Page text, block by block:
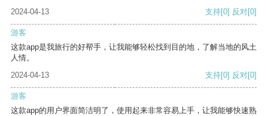
2024-04-13
支持[0] 反对[0]
游客
这款app是我旅行的好帮手，让我能够轻松找到目的地，了解当地的风土
人情。
2024-04-13
支持[0] 反对[0]
游客
这款app的用户界面简洁明了，使用起来非常容易上手，让我能够快速熟